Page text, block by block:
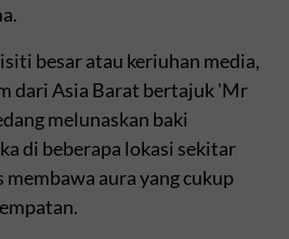
besar atau keriuhan media,
dari Asia Barat bertajuk 'Mr
melunaskan baki
di beberapa lokasi sekitar
membawa aura yang cukup